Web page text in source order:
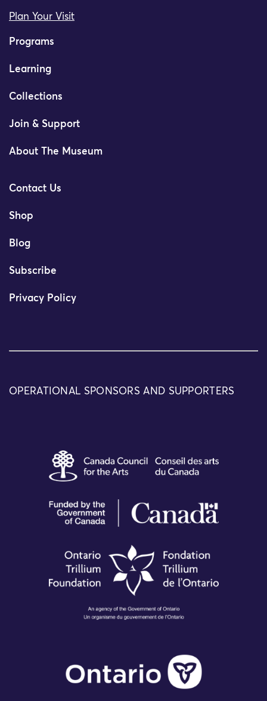
Plan Your Visit
Programs
Learning
Collections
Join & Support
About The Museum
Contact Us
Shop
Blog
Subscribe
Privacy Policy
OPERATIONAL SPONSORS AND SUPPORTERS